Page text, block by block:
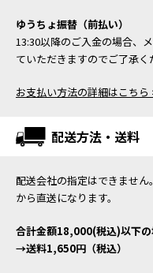
ゆうちょ振替（前払い）
13:30以降のご入金の場合、
ていただきますのでご了承く
お支払い方法の詳細はこちら
配送方法・送料
配送会社の指定はできませ
から直送になります。
合計金額18,000(税込)以下
→送料1,650円（税込）